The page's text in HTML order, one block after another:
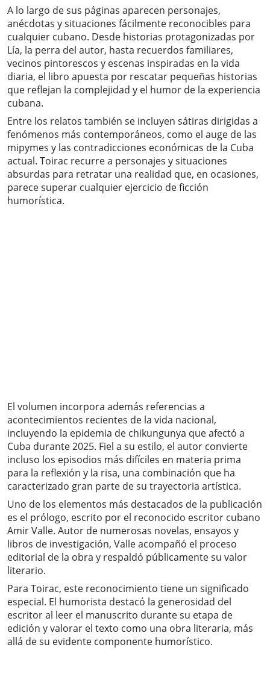
A lo largo de sus páginas aparecen personajes,
anécdotas y situaciones fácilmente reconocibles para
cualquier cubano. Desde historias protagonizadas por
Lía, la perra del autor, hasta recuerdos familiares,
vecinos pintorescos y escenas inspiradas en la vida
diaria, el libro apuesta por rescatar pequeñas historias
que reflejan la complejidad y el humor de la experiencia
cubana.
Entre los relatos también se incluyen sátiras dirigidas a
fenómenos más contemporáneos, como el auge de las
mipymes y las contradicciones económicas de la Cuba
actual. Toirac recurre a personajes y situaciones
absurdas para retratar una realidad que, en ocasiones,
parece superar cualquier ejercicio de ficción
humorística.
El volumen incorpora además referencias a
acontecimientos recientes de la vida nacional,
incluyendo la epidemia de chikungunya que afectó a
Cuba durante 2025. Fiel a su estilo, el autor convierte
incluso los episodios más difíciles en materia prima
para la reflexión y la risa, una combinación que ha
caracterizado gran parte de su trayectoria artística.
Uno de los elementos más destacados de la publicación
es el prólogo, escrito por el reconocido escritor cubano
Amir Valle. Autor de numerosas novelas, ensayos y
libros de investigación, Valle acompañó el proceso
editorial de la obra y respaldó públicamente su valor
literario.
Para Toirac, este reconocimiento tiene un significado
especial. El humorista destacó la generosidad del
escritor al leer el manuscrito durante su etapa de
edición y valorar el texto como una obra literaria, más
allá de su evidente componente humorístico.